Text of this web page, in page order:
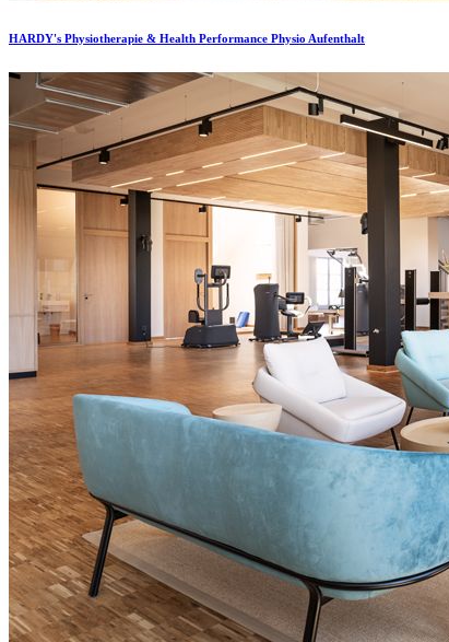
HARDY's Physiotherapie & Health Performance Physio Aufenthalt